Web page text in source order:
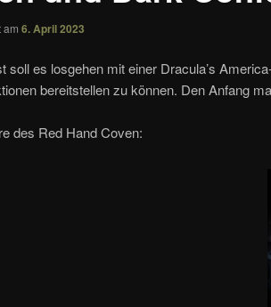
am6. April 2023
soll es losgehen mit einer Dracula’s
bereitstellen zu können. Den Anfang
des Red Hand Coven: